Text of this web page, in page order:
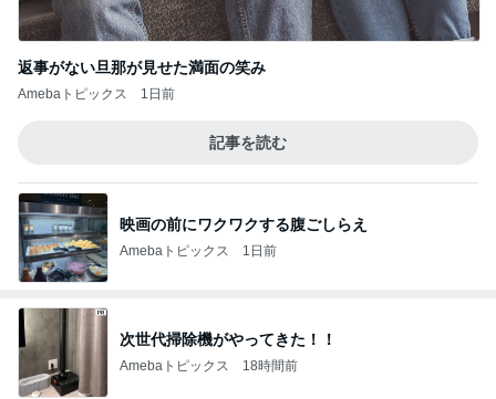
返事がない旦那が見せた満面の笑み
Amebaトピックス 1日前
記事を読む
映画の前にワクワクする腹ごしらえ
Amebaトピックス 1日前
次世代掃除機がやってきた！！
Amebaトピックス 18時間前